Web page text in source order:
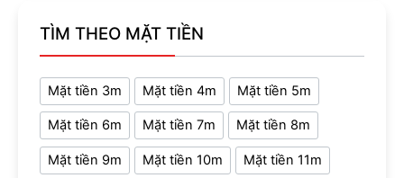
TÌM THEO MẶT TIỀN
Mặt tiền 3m Mặt tiền 4m Mặt tiền 5m
Mặt tiền 6m Mặt tiền 7m Mặt tiền 8m
Mặt tiền 9m Mặt tiền 10m Mặt tiền 11m